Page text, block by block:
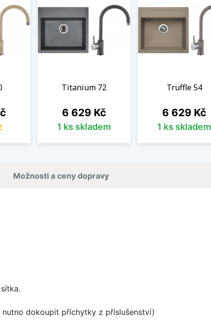
Titanium 72
Cena
6 629 Kč
1 ks skladem
Truffle 54
Cena
6 629 Kč
1 ks skladem
Možnosti a ceny dopravy
dokoupit příchytky z příslušenství)